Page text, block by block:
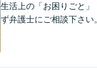
生活上の「お困りごと」
ず弁護士にご相談下さい。